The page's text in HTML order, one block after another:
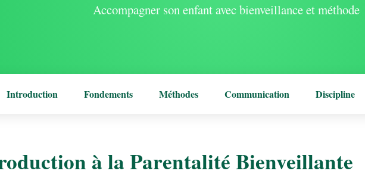
Accompagner son enfant avec bienveillance et méthode
Introduction Fondements Méthodes Communication Discipline
à la Parentalité Bienveillante